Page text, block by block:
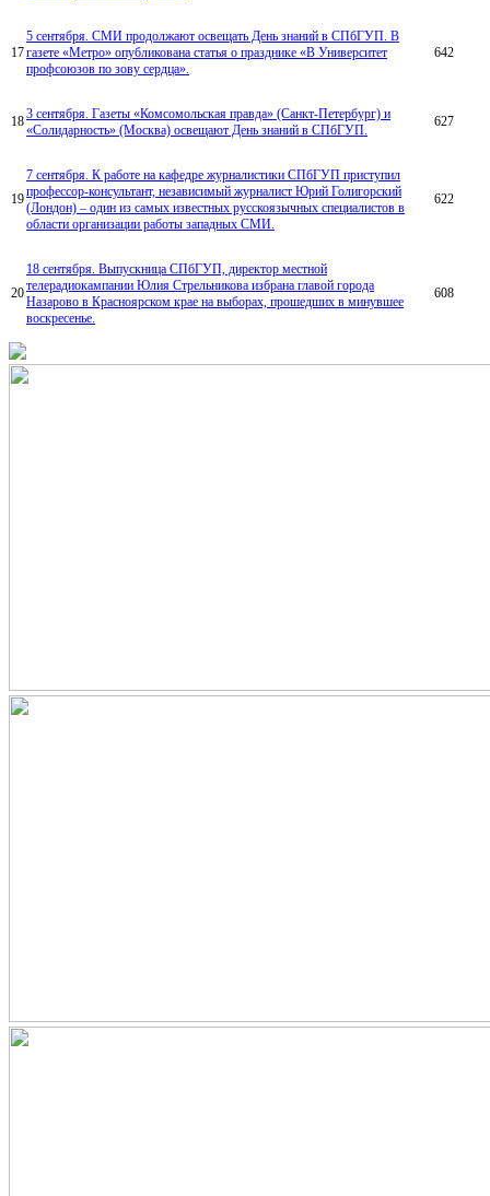
17
5 сентября. СМИ продолжают освещать День знаний в СПбГУП. В
газете «Метро» опубликована статья о празднике «В Университет
профсоюзов по зову сердца».
642
183 сентября. Газеты «Комсомольская правда» (Санкт-Петербург) и
«Солидарность» (Москва) освещают День знаний в СПбГУП.
627
19
7 сентября. К работе на кафедре журналистики СПбГУП приступил
профессор-консультант, независимый журналист Юрий Голигорский
(Лондон) – один из самых известных русскоязычных специалистов в
области организации работы западных СМИ.
622
20
18 сентября. Выпускница СПбГУП, директор местной
телерадиокампании Юлия Стрельникова избрана главой города
Назарово в Красноярском крае на выборах, прошедших в минувшее
воскресенье.
608